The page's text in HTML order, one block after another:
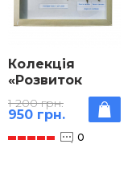
Колекція
«Розвиток
комах з
неповним
перетворенням
(Сарана)»
1 200 грн.
950 грн.
0